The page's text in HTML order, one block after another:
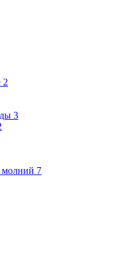
2
3
молний 7